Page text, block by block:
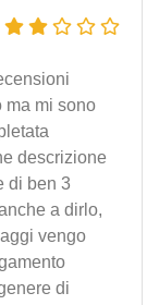
ma mi sono
descrizione
di ben 3
a dirlo,
vengo
di